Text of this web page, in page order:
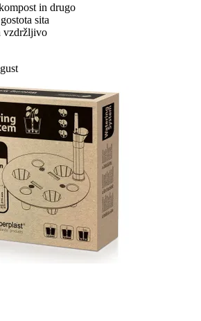
in drugo
sita
vzdržljivo